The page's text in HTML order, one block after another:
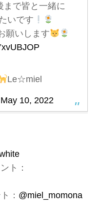
まで皆と一緒に
いです
願いします
Le☆miel
May 10, 2022
ト：
： @miel_momona